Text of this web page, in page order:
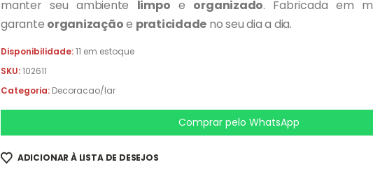
manter seu ambiente limpo e organizado. Fabricada em
garante organizaçãoe praticidade no seu dia a dia.
Disponibilidade:11 em estoque
SKU:102611
Categoria: Decoracao/lar
Comprar pelo WhatsApp
ADICIONAR À LISTA DE DESEJOS